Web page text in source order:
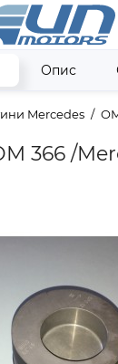
Mercedes
366 /
Опис